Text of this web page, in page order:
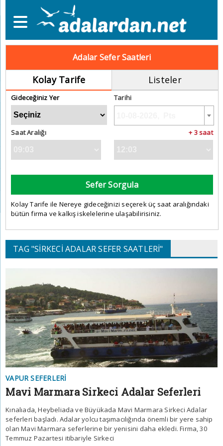
Adalar Sefer Saatleri
Kolay Tarife Listeler
Gideceğiniz Yer Tarihi
Saat Aralığı + 3 saat
Sefer Sorgula
Kolay Tarife ile Nereye gideceğinizi seçerek üç saat aralığındaki
bütün firma ve kalkış iskelelerine ulaşabilirisiniz.
TAG "SIRKECI ADALAR SEFER SAATLERI"
VAPUR SEFERLERI
Mavi Marmara Sirkeci Adalar Seferleri
Kınalıada, Heybeliada ve Büyükada Mavi Marmara Sirkeci Adalar
seferleri başladı. Adalar yolcu taşımacılığında önemli bir yere sahip
olan Mavi Marmara seferlerine bir yenisini daha ekledi. Firma, 30
Temmuz Pazartesi itibariyle Sirkeci